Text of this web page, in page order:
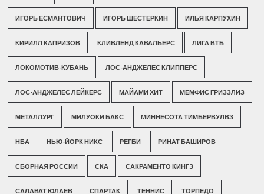
ИГОРЬ ЕСМАНТОВИЧ ИГОРЬ ШЕСТЕРКИН ИЛЬЯ КАРПУХИН
КИРИЛЛ КАПРИЗОВ КЛИВЛЕНД КАВАЛЬЕРС ЛИГА ВТБ
ЛОКОМОТИВ-КУБАНЬ ЛОС-АНДЖЕЛЕС КЛИППЕРС
ЛОС-АНДЖЕЛЕС ЛЕЙКЕРС МАЙАМИ ХИТ МЕМФИС ГРИЗЗЛИЗ
МЕТАЛЛУРГ МИЛУОКИ БАКС МИННЕСОТА ТИМБЕРВУЛВЗ
НБА НЬЮ-ЙОРК НИКС РЕГБИ РИНАТ БАШИРОВ
СБОРНАЯ РОССИИ СКА САКРАМЕНТО КИНГЗ
САЛАВАТ ЮЛАЕВ СПАРТАК ТЕННИС ТОРПЕДО